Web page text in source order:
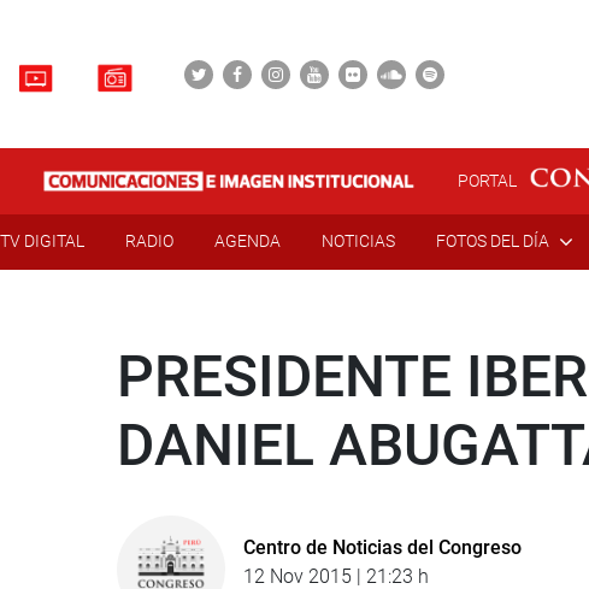
PORTAL
TV DIGITAL RADIO AGENDA NOTICIAS FOTOS DEL DÍA
PRESIDENTE
DANIEL
Centro de Noticias del Congreso
12 Nov 2015 | 21:23 h